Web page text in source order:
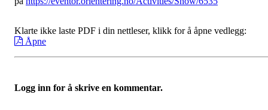
Klarte ikke laste PDF i din nettleser, klikk for å åpne vedlegg:
Åpne
Logg inn for å skrive en kommentar.